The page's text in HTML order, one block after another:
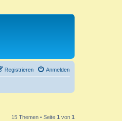
Anmelden
Registrieren
15 Themen • Seite 1 von 1